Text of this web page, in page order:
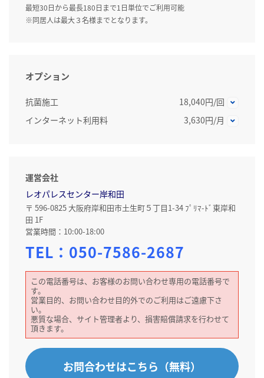
最短30日から最長180日まで1日単位でご利用可能
※同居人は最大３名様までとなります。
オプション
抗菌施工
18,040円/回
インターネット利用料
3,630円/月
運営会社
レオパレスセンター岸和田
〒 596-0825 大阪府岸和田市土生町５丁目1-34 ﾌﾟﾘﾏ-ﾄﾞ東岸和
田 1F
営業時間：10:00-18:00
TEL： 050-7586-2687
この電話番号は、お客様のお問い合わせ専用の電話番号で
す。
営業目的、お問い合わせ目的外でのご利用はご遠慮下さ
い。
悪質な場合、サイト管理者より、損害賠償請求を行わせて
頂きます。
お問合わせはこちら（無料）